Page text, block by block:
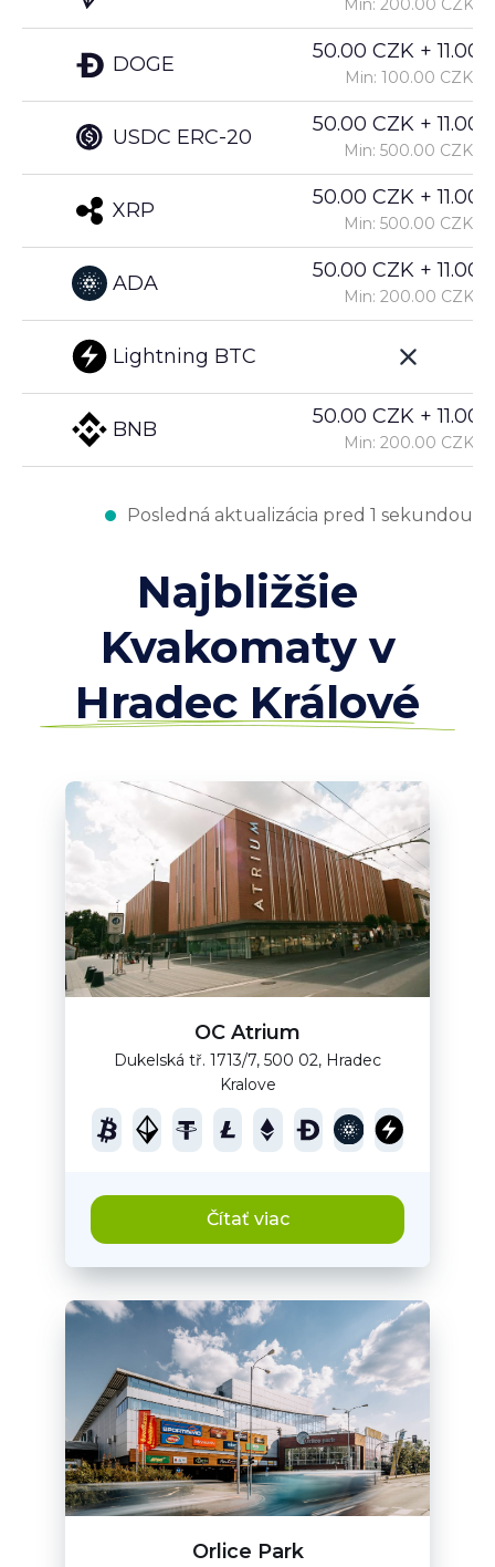
DOGE
USDC ERC-20
XRP
ADA
Lightning BTC
BNB
Min: 200.00 CZK
50.00 CZK +
Min: 100.00 CZK
50.00 CZK +
Min: 500.00 CZK
50.00 CZK +
Min: 500.00 CZK
50.00 CZK +
Min: 200.00 CZK
50.00 CZK +
Min: 200.00 CZK
Posledná aktualizácia pred 1 sekundou
Najbližšie
Kvakomaty v
Hradec Králové
OC Atrium
Dukelská tř. 1713/7, 500 02, Hradec
Kralove
Čítať viac
Orlice Park